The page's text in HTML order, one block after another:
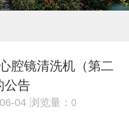
腔镜清洗机（第二
公告
04 浏览量： 0